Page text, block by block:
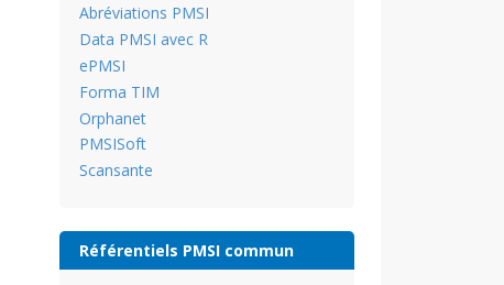
Abréviations PMSI
Data PMSI avec R
ePMSI
Forma TIM
Orphanet
PMSISoft
Scansante
Référentiels PMSI commun